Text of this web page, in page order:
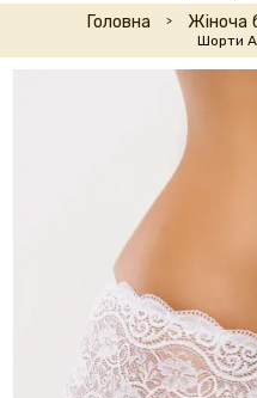
Головна Жіноча
Шорти